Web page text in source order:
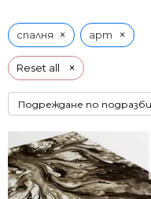
Reset all ×
спалня × арт ×